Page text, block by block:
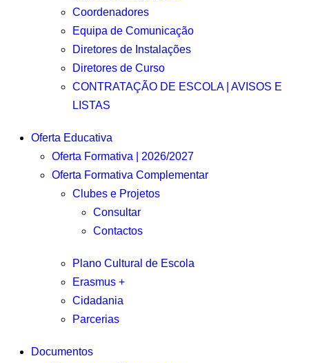
Coordenadores
Equipa de Comunicação
Diretores de Instalações
Diretores de Curso
CONTRATAÇÃO DE ESCOLA | AVISOS E
LISTAS
Oferta Educativa
Oferta Formativa | 2026/2027
Oferta Formativa Complementar
Clubes e Projetos
Consultar
Contactos
Plano Cultural de Escola
Erasmus +
Cidadania
Parcerias
Documentos